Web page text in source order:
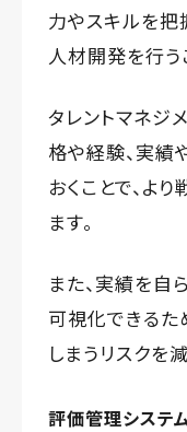
力やスキルを把
人材開発を行う
タレントマネジ
格や経験、実績
おくことで、よ
ます。
また、実績を自
可視化できるた
しまうリスクを
評価管理システ